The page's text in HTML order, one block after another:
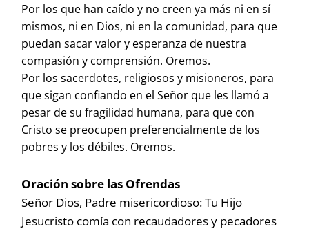
Por los que han caído y no creen ya más ni en sí
mismos, ni en Dios, ni en la comunidad, para que
puedan sacar valor y esperanza de nuestra
compasión y comprensión. Oremos.
Por los sacerdotes, religiosos y misioneros, para
que sigan confiando en el Señor que les llamó a
pesar de su fragilidad humana, para que con
Cristo se preocupen preferencialmente de los
pobres y los débiles. Oremos.
Oración sobre las Ofrendas
Señor Dios, Padre misericordioso: Tu Hijo
Jesucristo comía con recaudadores y pecadores